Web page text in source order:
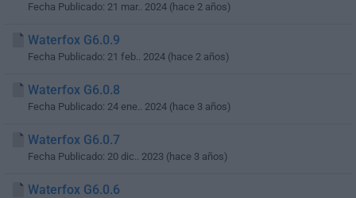
Fecha Publicado: 21 mar.. 2024 (hace 2 años)
Waterfox G6.0.9
Fecha Publicado: 21 feb.. 2024 (hace 2 años)
Waterfox G6.0.8
Fecha Publicado: 24 ene.. 2024 (hace 3 años)
Waterfox G6.0.7
Fecha Publicado: 20 dic.. 2023 (hace 3 años)
Waterfox G6.0.6